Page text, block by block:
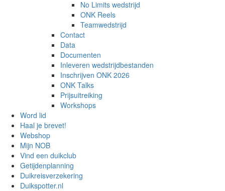
No Limits wedstrijd
ONK Reels
Teamwedstrijd
Contact
Data
Documenten
Inleveren wedstrijdbestanden
Inschrijven ONK 2026
ONK Talks
Prijsuitreiking
Workshops
Word lid
Haal je brevet!
Webshop
Mijn NOB
Vind een duikclub
Getijdenplanning
Duikreisverzekering
Duikspotter.nl